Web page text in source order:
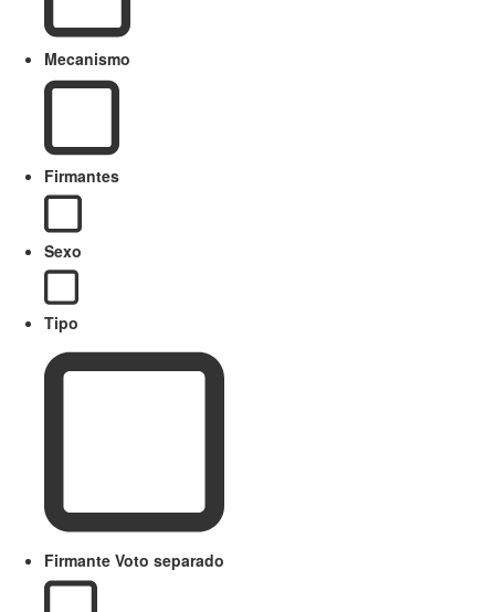
Mecanismo
Firmantes
Sexo
Tipo
Firmante Voto separado